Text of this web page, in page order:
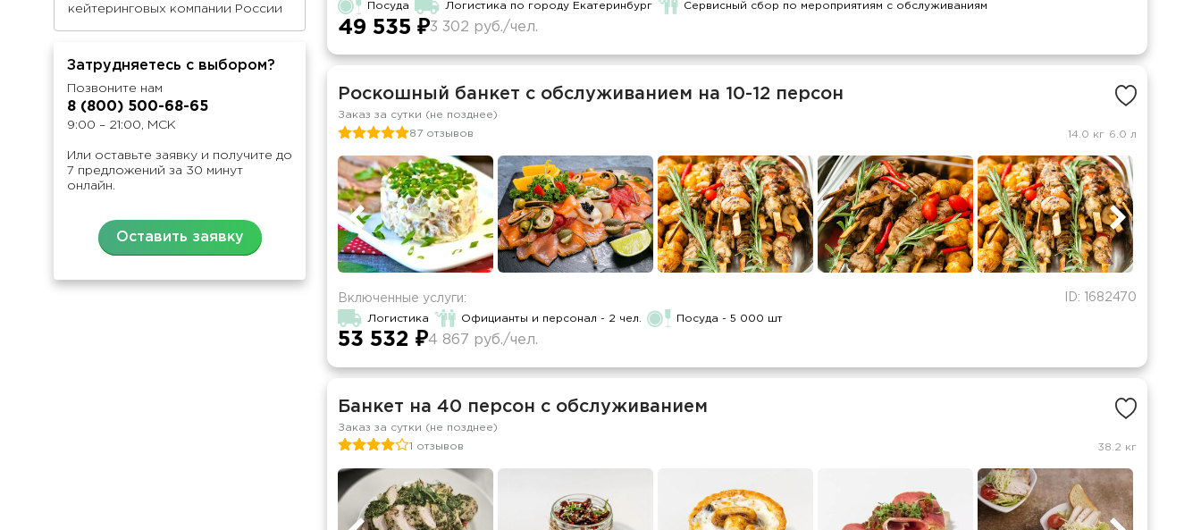
кейтеринговых компании России
Затрудняетесь с выбором?
Позвоните нам
8 (800) 500-68-65
9:00 – 21:00, МСК
Или оставьте заявку и получите до
7 предложений за 30 минут
онлайн.
Оставить заявку
Посуда Логистика по городу Екатеринбург Сервисный сбор по мероприятиям с обслуживаниям
49 535 ₽3 302 руб./чел.
Роскошный банкет с обслуживанием на 10-12 персон
Заказ за сутки (не позднее)
87 отзывов
14.0 кг 6.0 л
ID: 1682470
Включенные услуги:
Логистика Официанты и персонал - 2 чел. Посуда - 5 000 шт
53 532 ₽4 867 руб./чел.
Банкет на 40 персон с обслуживанием
Заказ за сутки (не позднее)
1 отзывов
38.2 кг